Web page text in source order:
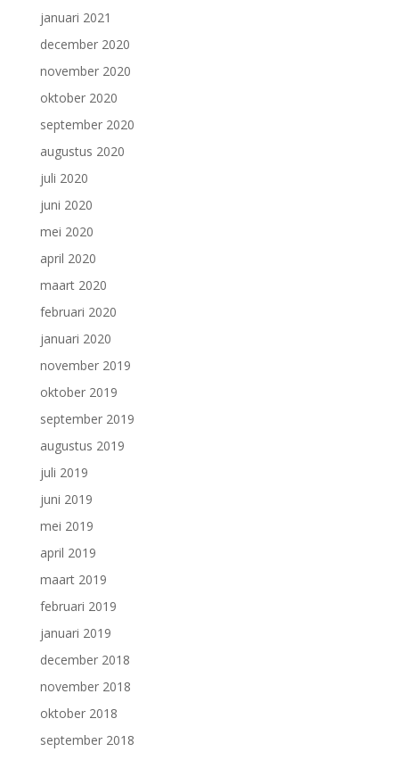
januari 2021
december 2020
november 2020
oktober 2020
september 2020
augustus 2020
juli 2020
juni 2020
mei 2020
april 2020
maart 2020
februari 2020
januari 2020
november 2019
oktober 2019
september 2019
augustus 2019
juli 2019
juni 2019
mei 2019
april 2019
maart 2019
februari 2019
januari 2019
december 2018
november 2018
oktober 2018
september 2018